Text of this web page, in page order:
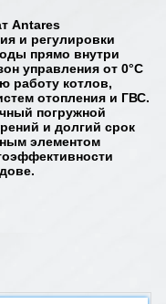
Antares
и регулировки
прямо внутри
управления от 0°C
работу котлов,
отопления и ГВС.
погружной
и долгий срок
элементом